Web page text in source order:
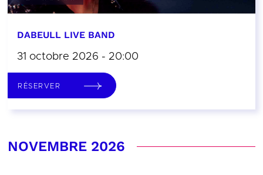
DABEULL LIVE BAND
31 octobre 2026 - 20:00
RÉSERVER
NOVEMBRE 2026